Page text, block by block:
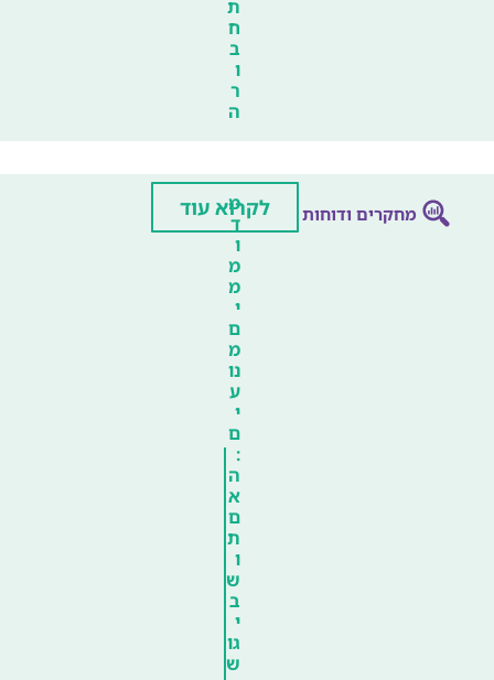
ת
ח
ב
ו
ר
ה
מחקרים ודוחות
מ
ד
ו
מ
מ
י
ם
מ
נו
ע
י
ם
:
ה
א
ם
ת
ו
ש
ב
י
גו
ש
לקרוא עוד